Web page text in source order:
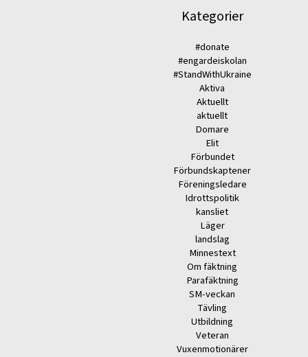
Kategorier
#donate
#engardeiskolan
#StandWithUkraine
Aktiva
Aktuellt
aktuellt
Domare
Elit
Förbundet
Förbundskaptener
Föreningsledare
Idrottspolitik
kansliet
Läger
landslag
Minnestext
Om fäktning
Parafäktning
SM-veckan
Tävling
Utbildning
Veteran
Vuxenmotionärer